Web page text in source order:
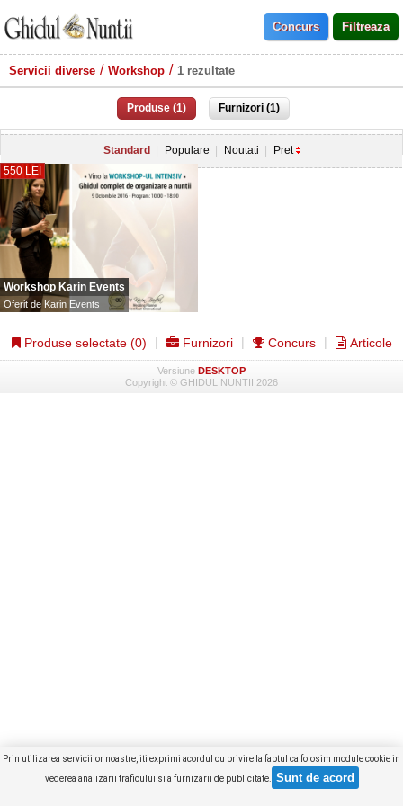
Servicii diverse Workshop 1 rezultate
Produse (1) Furnizori (1)
Standard Populare Noutati
Pret
550 LEI
Workshop Karin Events
Oferit de Karin Events
Prin utilizarea serviciilor noastre, iti exprimi acordul cu privire la faptul ca folosim module cookie in
vederea analizarii traficului si a furnizarii de publicitate.
Produse selectate (0) Furnizori Concurs Articole
Versiune DESKTOP
Copyright © GHIDUL NUNTII 2026